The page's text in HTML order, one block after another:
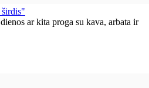
ar kita proga su kava, arbata ir